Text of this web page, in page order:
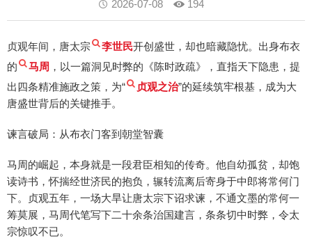
2026-07-08 194
贞观年间，唐太宗 李世民开创盛世，却也暗藏隐忧。出身布衣
的
马周 ，以一篇洞见时弊的《陈时政疏》，直指天下隐患，提
出四条精准施政之策，为“
贞观之治”的延续筑牢根基，成为大
唐盛世背后的关键推手。
谏言破局：从布衣门客到朝堂智囊
马周的崛起，本身就是一段君臣相知的传奇。他自幼孤贫，却饱
读诗书，怀揣经世济民的抱负，辗转流离后寄身于中郎将常何门
下。贞观五年，一场大旱让唐太宗下诏求谏，不通文墨的常何一
筹莫展，马周代笔写下二十余条治国建言，条条切中时弊，令太
宗惊叹不已。